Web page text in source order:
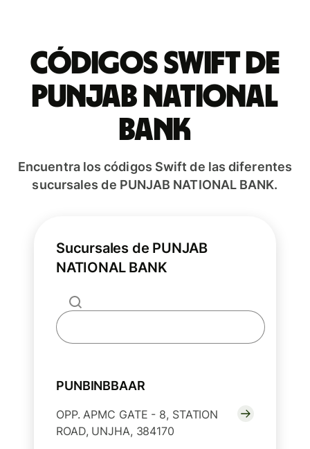
Códigos Swift de
PUNJAB NATIONAL
BANK
Encuentra los códigos Swift de las diferentes
sucursales de PUNJAB NATIONAL BANK.
Sucursales de PUNJAB
NATIONAL BANK
PUNBINBBAAR
OPP. APMC GATE - 8, STATION
ROAD, UNJHA, 384170